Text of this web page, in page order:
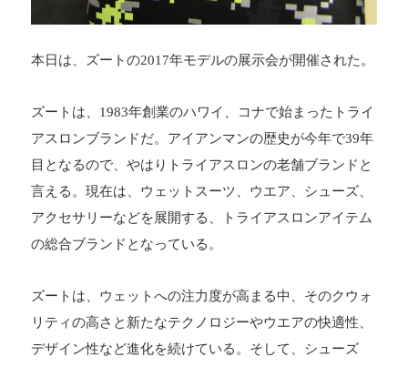
本日は、ズートの2017年モデルの展示会が開催された。
ズートは、1983年創業のハワイ、コナで始まったトライ
アスロンブランドだ。アイアンマンの歴史が今年で39年
目となるので、やはりトライアスロンの老舗ブランドと
言える。現在は、ウェットスーツ、ウエア、シューズ、
アクセサリーなどを展開する、トライアスロンアイテム
の総合ブランドとなっている。
ズートは、ウェットへの注力度が高まる中、そのクウォ
リティの高さと新たなテクノロジーやウエアの快適性、
デザイン性など進化を続けている。そして、 シューズ